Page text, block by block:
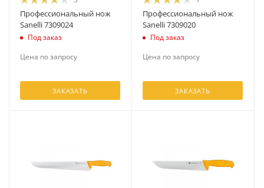
Профессиональный нож
Sanelli 7309024
Под заказ
Цена по запросу
ЗАКАЗАТЬ
Профессиональный нож
Sanelli 7309020
Под заказ
Цена по запросу
ЗАКАЗАТЬ